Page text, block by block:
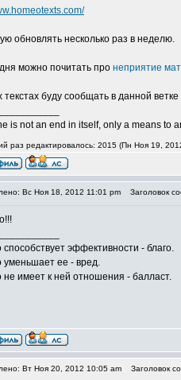
обновлять несколько раз в неделю.
можно почитать про неприятие
текстах буду сообщать в данной
is not an end in itself, only a means to
раз редактировалось: 2015 (Пн Ноя 19,
Вс Ноя 18, 2012 11:01 pm Заголовок
способствует эффективности - благо.
уменьшает ее - вред.
не имеет к ней отношения - балласт.
Вт Ноя 20, 2012 10:05 am Заголовок